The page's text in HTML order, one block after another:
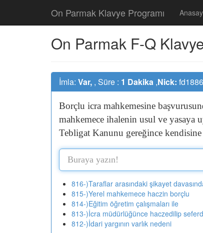
On Parmak Klavye Programı
On Parmak F-Q
İmla: Var, , Süre : 1 Dakika ,Nick:
Borçlu icra mahkemesine
mahkemece ihalenin usul ve yasaya
Tebligat Kanunu gereğince kendisine
816-)Taraflar arasındaki şikayet
815-)Yerel mahkemece haczin borçlu
814-)Eğitim öğretim çalışmaları ile
813-)İcra müdürlüğünce haczedilip
812-)İdari yargının varlık nedeni